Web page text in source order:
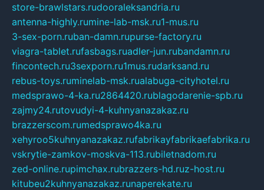
store-brawlstars.rudooraleksandria.ru
antenna-highly.rumine-lab-msk.ru1-mus.ru
3-sex-porn.ruban-damn.rupurse-factory.ru
viagra-tablet.rufasbags.ruadler-jun.rubandamn.ru
fincontech.ru3sexporn.ru1mus.rudarksand.ru
rebus-toys.ruminelab-msk.rualabuga-cityhotel.ru
medsprawo-4-ka.ru2864420.rublagodarenie-spb.ru
zajmy24.rutovudyi-4-kuhnyanazakaz.ru
brazzerscom.rumedsprawo4ka.ru
xehyroo5kuhnyanazakaz.rufabrikayfabrikaefabrika.ru
vskrytie-zamkov-moskva-113.rubiletnadom.ru
zed-online.rupimchax.rubrazzers-hd.ruz-host.ru
kitubeu2kuhnyanazakaz.runaperekate.ru